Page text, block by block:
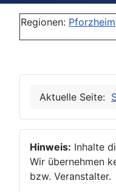
Regionen: Pforzheim
Aktuelle Seite:
Hinweis: Inhalte
Wir übernehmen
bzw. Veranstalter.